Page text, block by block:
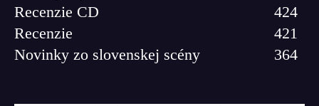
Recenzie CD
424
Recenzie
421
Novinky zo slovenskej scény
364